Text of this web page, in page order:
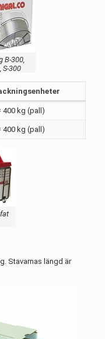
B-300,
S-300
400 kg (pall)
400 kg (pall)
Stavarnas längd är